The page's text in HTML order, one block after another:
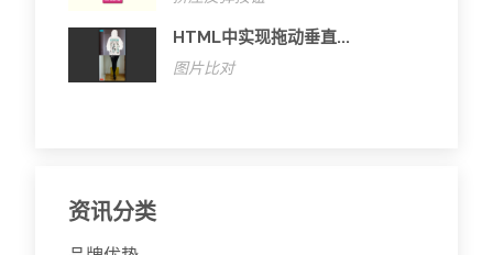
HTML中实现拖动垂直...
图片比对
资讯分类